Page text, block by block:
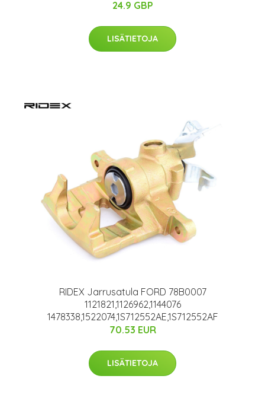
24.9 GBP
LISÄTIETOJA
RIDEX Jarrusatula FORD 78B0007
1121821,1126962,1144076
1478338,1522074,1S712552AE,1S712552AF
70.53 EUR
LISÄTIETOJA